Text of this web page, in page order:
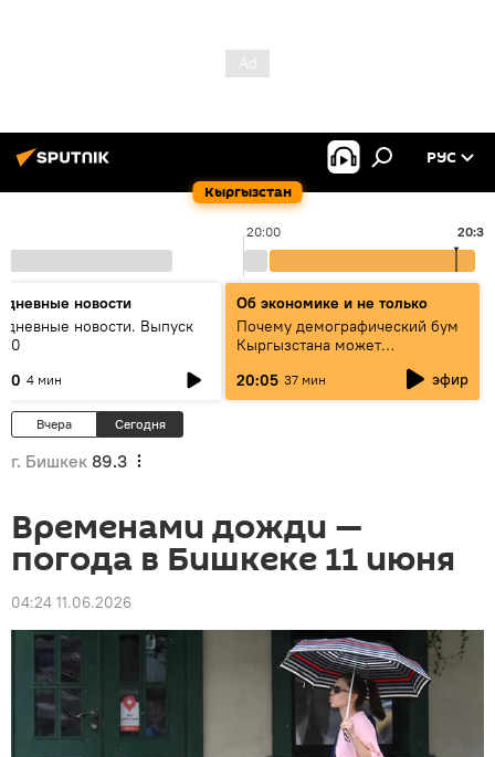
Кыргызстан
РУС
20:00 20:38
новости
новости. Выпуск
4 мин
Об экономике и не только
Почему демографический бум
Кыргызстана может
превратиться в проблему и как
этого избежать
20:05 37 мин эфир
Вчера Сегодня
г. Бишкек 89.3
Временами дожди —
погода в Бишкеке 11 июня
04:24 11.06.2026